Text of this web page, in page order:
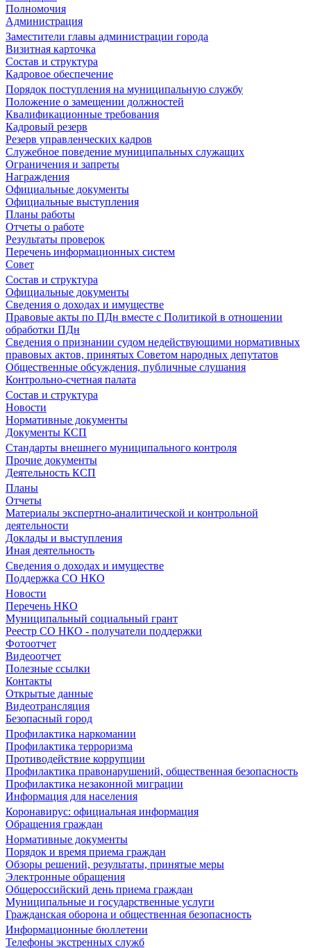
Полномочия
Администрация
Заместители главы администрации города
Визитная карточка
Состав и структура
Кадровое обеспечение
Порядок поступления на муниципальную службу
Положение о замещении должностей
Квалификационные требования
Кадровый резерв
Резерв управленческих кадров
Служебное поведение муниципальных служащих
Ограничения и запреты
Награждения
Официальные документы
Официальные выступления
Планы работы
Отчеты о работе
Результаты проверок
Перечень информационных систем
Совет
Состав и структура
Официальные документы
Сведения о доходах и имуществе
Правовые акты по ПДн вместе с Политикой в отношении
обработки ПДн
Сведения о признании судом недействующими нормативных
правовых актов, принятых Советом народных депутатов
Общественные обсуждения, публичные слушания
Контрольно-счетная палата
Состав и структура
Новости
Нормативные документы
Документы КСП
Стандарты внешнего муниципального контроля
Прочие документы
Деятельность КСП
Планы
Отчеты
Материалы экспертно-аналитической и контрольной
деятельности
Доклады и выступления
Иная деятельность
Сведения о доходах и имуществе
Поддержка СО НКО
Новости
Перечень НКО
Муниципальный социальный грант
Реестр СО НКО - получатели поддержки
Фотоотчет
Видеоотчет
Полезные ссылки
Контакты
Открытые данные
Видеотрансляция
Безопасный город
Профилактика наркомании
Профилактика терроризма
Противодействие коррупции
Профилактика правонарушений, общественная безопасность
Профилактика незаконной миграции
Информация для населения
Коронавирус: официальная информация
Обращения граждан
Нормативные документы
Порядок и время приема граждан
Обзоры решений, результаты, принятые меры
Электронные обращения
Общероссийский день приема граждан
Муниципальные и государственные услуги
Гражданская оборона и общественная безопасность
Информационные бюллетени
Телефоны экстренных служб